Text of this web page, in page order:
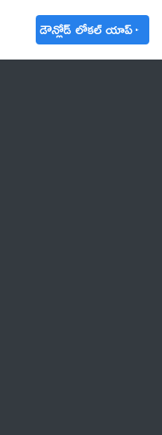
డౌన్లోడ్ లోకల్ యాప్